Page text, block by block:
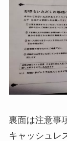
裏面は注意事
キャッシュレ